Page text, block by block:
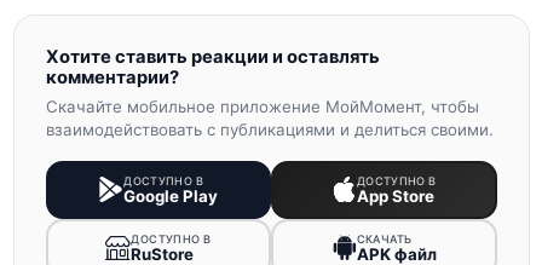
Хотите ставить реакции и оставлять
комментарии?
Скачайте мобильное приложение МойМомент, чтобы
взаимодействовать с публикациями и делиться своими.
ДОСТУПНО В
Google Play
ДОСТУПНО В
App Store
ДОСТУПНО В
RuStore
СКАЧАТЬ
APK файл